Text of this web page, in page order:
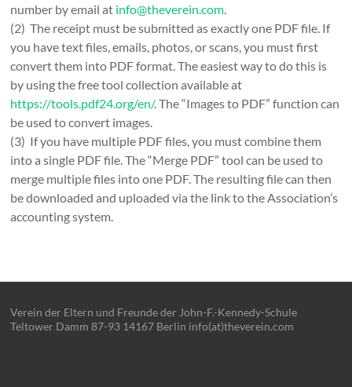
number by email at info@theverein.com.
(2) The receipt must be submitted as exactly one PDF file. If
you have text files, emails, photos, or scans, you must first
convert them into PDF format. The easiest way to do this is
by using the free tool collection available at
https://tools.pdf24.org/en/. The “Images to PDF” function can
be used to convert images.
(3) If you have multiple PDF files, you must combine them
into a single PDF file. The “Merge PDF” tool can be used to
merge multiple files into one PDF. The resulting file can then
be downloaded and uploaded via the link to the Association’s
accounting system.
Verein der Eltern und Freunde der John-F.-Kennedy-Schule
Teltower Damm 87-93 14167 Berlin info(at)theverein.com